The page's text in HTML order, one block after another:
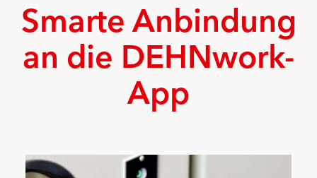
Smarte Anbindung
an die DEHNwork-
App